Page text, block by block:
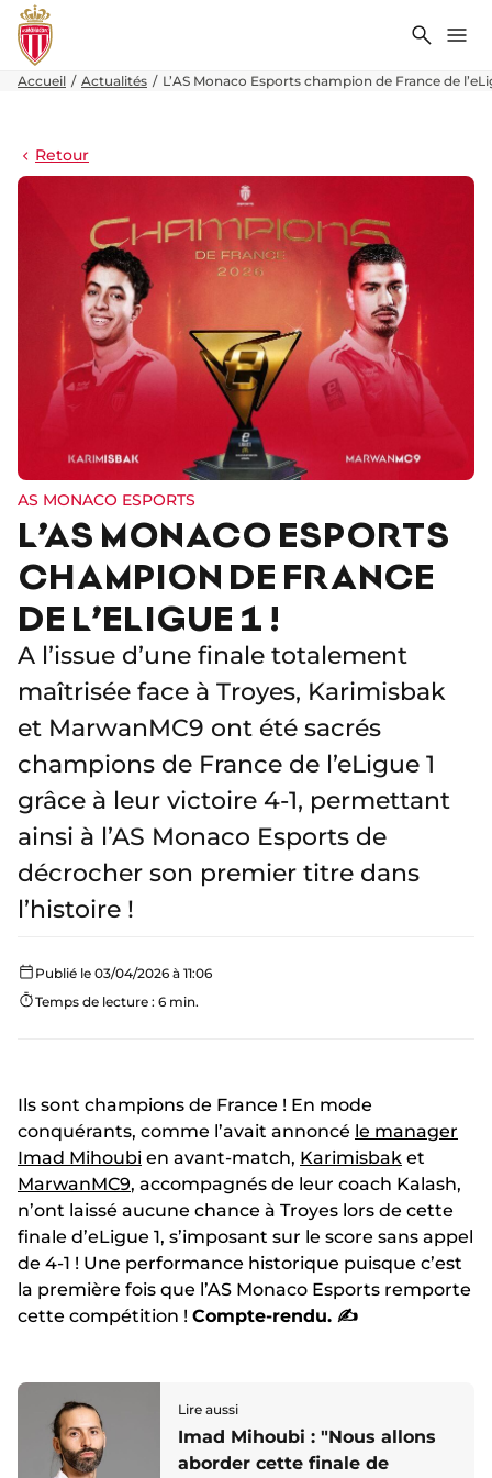
Accueil Actualités L’AS Monaco Esports champion de France de
Retour
AS MONACO ESPORTS
L’AS MONACO ESPORTS
CHAMPION DE FRANCE
DE L’ELIGUE 1 !
A l’issue d’une finale totalement
maîtrisée face à Troyes, Karimisbak
et MarwanMC9 ont été sacrés
champions de France de l’eLigue 1
grâce à leur victoire 4-1, permettant
ainsi à l’AS Monaco Esports de
décrocher son premier titre dans
l’histoire !
Publié le 03/04/2026 à 11:06
Temps de lecture : 6 min.
Ils sont champions de France ! En mode
conquérants, comme l’avait annoncé le manager
Imad Mihoubi en avant-match, Karimisbak et
MarwanMC9, accompagnés de leur coach Kalash,
n’ont laissé aucune chance à Troyes lors de cette
finale d’eLigue 1, s’imposant sur le score sans appel
de 4-1 ! Une performance historique puisque c’est
la première fois que l’AS Monaco Esports remporte
cette compétition ! Compte-rendu. ✍️
Lire aussi
Imad Mihoubi : "Nous allons
aborder cette finale de